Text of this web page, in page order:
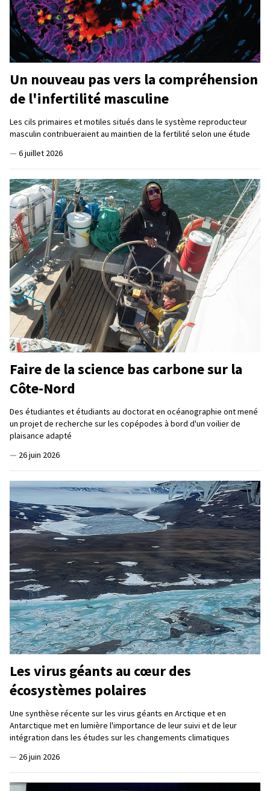
Un nouveau pas vers la compréhension
de l'infertilité masculine
Les cils primaires et motiles situés dans le système reproducteur
masculin contribueraient au maintien de la fertilité selon une étude
— 6 juillet 2026
Faire de la science bas carbone sur la
Côte-Nord
Des étudiantes et étudiants au doctorat en océanographie ont mené
un projet de recherche sur les copépodes à bord d'un voilier de
plaisance adapté
— 26 juin 2026
Les virus géants au cœur des
écosystèmes polaires
Une synthèse récente sur les virus géants en Arctique et en
Antarctique met en lumière l'importance de leur suivi et de leur
intégration dans les études sur les changements climatiques
— 26 juin 2026